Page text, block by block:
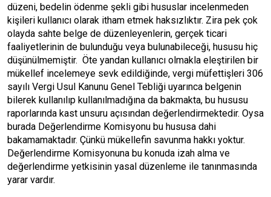
düzeni, bedelin ödenme şekli gibi hususlar incelenmeden
kişileri kullanıcı olarak itham etmek haksızlıktır. Zira pek çok
olayda sahte belge de düzenleyenlerin, gerçek ticari
faaliyetlerinin de bulunduğu veya bulunabileceği, hususu hiç
düşünülmemiştir. Öte yandan kullanıcı olmakla eleştirilen bir
mükellef incelemeye sevk edildiğinde, vergi müfettişleri 306
sayılı Vergi Usul Kanunu Genel Tebliği uyarınca belgenin
bilerek kullanılıp kullanılmadığına da bakmakta, bu hususu
raporlarında kast unsuru açısından değerlendirmektedir. Oysa
burada Değerlendirme Komisyonu bu hususa dahi
bakamamaktadır. Çünkü mükellefin savunma hakkı yoktur.
Değerlendirme Komisyonuna bu konuda izah alma ve
değerlendirme yetkisinin yasal düzenleme ile tanınmasında
yarar vardır.